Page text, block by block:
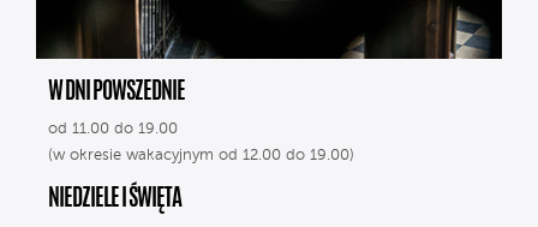
W DNI POWSZEDNIE
od 11.00 do 19.00
(w okresie wakacyjnym od 12.00 do 19.00)
NIEDZIELE I ŚWIĘTA